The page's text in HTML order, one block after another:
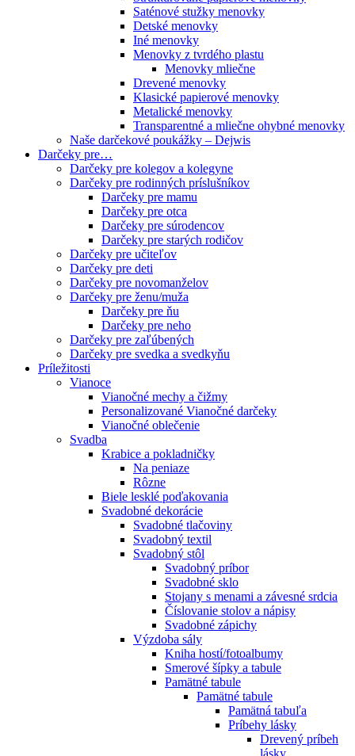
Saténové stužky menovky
Detské menovky
Iné menovky
Menovky z tvrdého plastu
Menovky mliečne
Drevené menovky
Klasické papierové menovky
Metalické menovky
Transparentné a mliečne ohybné menovky
Naše darčekové poukážky – Dejwis
Darčeky pre…
Darčeky pre kolegov a kolegyne
Darčeky pre rodinných príslušníkov
Darčeky pre mamu
Darčeky pre otca
Darčeky pre súrodencov
Darčeky pre starých rodičov
Darčeky pre učiteľov
Darčeky pre deti
Darčeky pre novomanželov
Darčeky pre ženu/muža
Darčeky pre ňu
Darčeky pre neho
Darčeky pre zaľúbených
Darčeky pre svedka a svedkyňu
Príležitosti
Vianoce
Vianočné mechy a čižmy
Personalizované Vianočné darčeky
Vianočné oblečenie
Svadba
Krabice a pokladničky
Na peniaze
Rôzne
Biele lesklé poďakovania
Svadobné dekorácie
Svadobné tlačoviny
Svadobný textil
Svadobný stôl
Svadobný príbor
Svadobné sklo
Stojany s menami a závesné srdcia
Číslovanie stolov a nápisy
Svadobné zápichy
Výzdoba sály
Kniha hostí/fotoalbumy
Smerové šípky a tabule
Pamätné tabule
Pamätné tabule
Pamätná tabuľa
Príbehy lásky
Drevený príbeh
lásky